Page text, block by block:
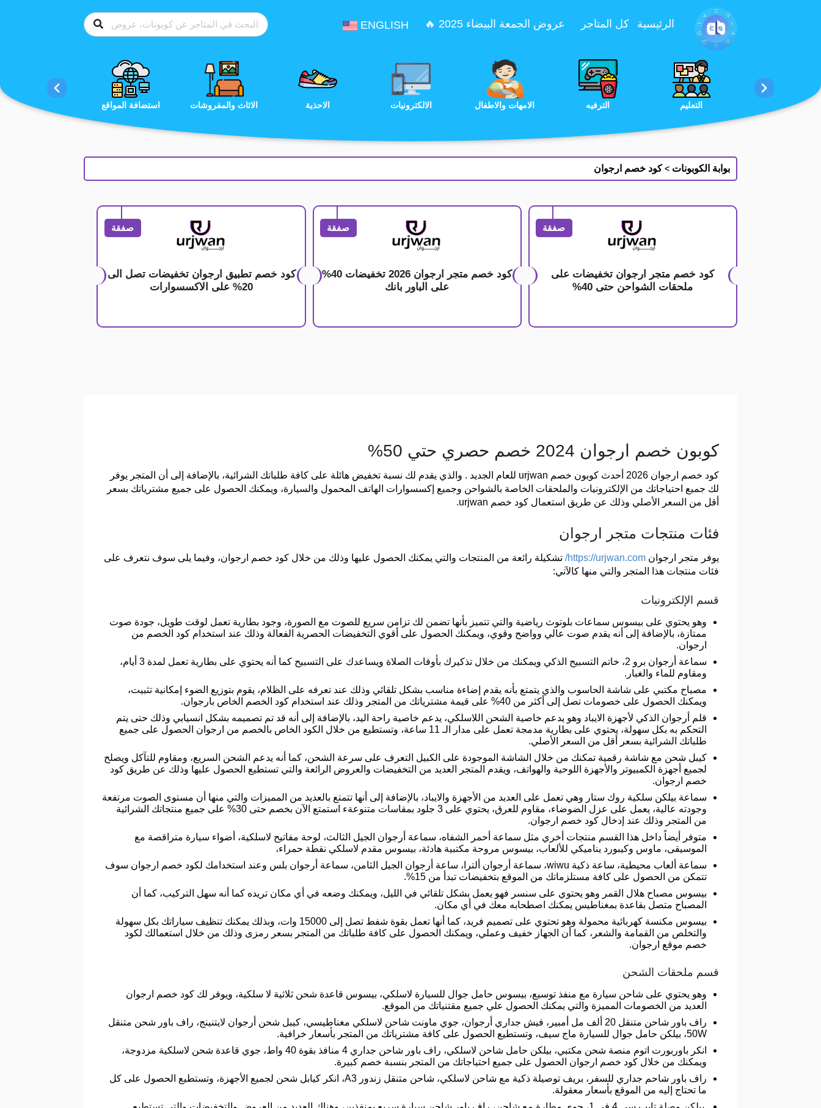
تخطي إلى المحتوى
الرئيسية كل المتاجر عروض الجمعة البيضاء 2025 🔥 ENGLISH
استضافة المواقع الاثاث والمفروشات الاحذية الالكترونيات الامهات والاطفال الترفيه التعليم الجمال والعناية الخدمات
بوابة الكوبونات > كود خصم ارجوان
صفقة
كود خصم متجر ارجوان تخفيضات على
ملحقات الشواحن حتى 40%
صفقة
كود خصم متجر ارجوان 2026 تخفيضات 40%
على الباور بانك
صفقة
كود خصم تطبيق ارجوان تخفيضات تصل الى
20% على الاكسسوارات
كوبون خصم ارجوان 2024 خصم حصري حتي 50%
كود خصم ارجوان 2026 أحدث كوبون خصم urjwan للعام الجديد . والذي يقدم لك نسبة تخفيض هائلة على كافة طلباتك الشرائية، بالإضافة إلى أن المتجر يوفر
لك جميع احتياجاتك من الإلكترونيات والملحقات الخاصة بالشواحن وجميع إكسسوارات الهاتف المحمول والسيارة، ويمكنك الحصول على جميع مشترياتك بسعر
أقل من السعر الأصلي وذلك عن طريق استعمال كود خصم urjwan.
فئات منتجات متجر ارجوان
يوفر متجر ارجوان https://urjwan.com/ تشكيلة رائعة من المنتجات والتي يمكنك الحصول عليها وذلك من خلال كود خصم ارجوان، وفيما يلى سوف نتعرف على
فئات منتجات هذا المتجر والتي منها كالآتي:
قسم الإلكترونيات
وهو يحتوي على بيسوس سماعات بلوتوث رياضية والتي تتميز بأنها تضمن لك تزامن سريع للصوت مع الصورة، وجود بطارية تعمل لوقت طويل، جودة صوت
ممتازة، بالإضافة إلى أنه يقدم صوت عالي وواضح وقوي، ويمكنك الحصول على أقوي التخفيضات الحصرية الفعالة وذلك عند استخدام كود الخصم من
ارجوان.
سماعة أرجوان برو 2، خاتم التسبيح الذكي ويمكنك من خلال تذكيرك بأوقات الصلاة ويساعدك على التسبيح كما أنه يحتوي على بطارية تعمل لمدة 3 أيام،
ومقاوم للماء والغبار.
مصباح مكتبي على شاشة الحاسوب والذي يتمتع بأنه يقدم إضاءة مناسب بشكل تلقائي وذلك عند تعرفه على الظلام، يقوم بتوزيع الضوء إمكانية تثبيت،
ويمكنك الحصول على خصومات تصل إلى أكثر من 40% على قيمة مشترياتك من المتجر وذلك عند استخدام كود الخصم الخاص بارجوان.
قلم أرجوان الذكي لأجهزة الايباد وهو يدعم خاصية الشحن اللاسلكي، يدعم خاصية راحة اليد، بالإضافة إلى أنه قد تم تصميمه بشكل انسيابي وذلك حتى يتم
التحكم به بكل سهولة، يحتوي على بطارية مدمجة تعمل على مدار الـ 11 ساعة، وتستطيع من خلال الكود الخاص بالخصم من ارجوان الحصول على جميع
طلباتك الشرائية بسعر أقل من السعر الأصلي.
كيبل شحن مع شاشة رقمية تمكنك من خلال الشاشة الموجودة على الكبيل التعرف على سرعة الشحن، كما أنه يدعم الشحن السريع، ومقاوم للتآكل ويصلح
لجميع أجهزة الكمبيوتر والأجهزة اللوحية والهواتف، ويقدم المتجر العديد من التخفيضات والعروض الرائعة والتي تستطيع الحصول عليها وذلك عن طريق كود
خصم ارجوان.
سماعة بيلكن سلكية روك ستار وهي تعمل على العديد من الأجهزة والايباد، بالإضافة إلى أنها تتمتع بالعديد من المميزات والتي منها أن مستوى الصوت مرتفعة
وجودته عالية، يعمل على عزل الضوضاء، مقاوم للعرق، يحتوي على 3 جلود بمقاسات متنوعةء استمتع الآن بخصم حتى 30% على جميع منتجاتك الشرائية
من المتجر وذلك عند إدخال كود خصم ارجوان.
متوفر أيضاً داخل هذا القسم منتجات أخري مثل سماعة أحمر الشفاه، سماعة أرجوان الجيل الثالث، لوحة مفاتيح لاسلكية، أضواء سيارة متراقصة مع
الموسيقى، ماوس وكيبورد يناميكي للألعاب، بيسوس مروحة مكتبية هادئة، بيسوس مقدم لاسلكي نقطة حمراء،
سماعة ألعاب محيطية، ساعة ذكية wiwu، سماعة أرجوان ألترا، ساعة أرجوان الجيل الثامن، سماعة أرجوان بلس وعند استخدامك لكود خصم ارجوان سوف
تتمكن من الحصول على كافة مستلزماتك من الموقع بتخفيضات تبدأ من 15%.
بيسوس مصباح هلال القمر وهو يحتوي على سنسر فهو يعمل بشكل تلقائي في الليل، ويمكنك وضعه في أي مكان تريده كما أنه سهل التركيب، كما أن
المصباح متصل بقاعدة بمغناطيس يمكنك اصطحابه معك في أي مكان.
بيسوس مكنسة كهربائية محمولة وهو تحتوي على تصميم فريد، كما أنها تعمل بقوة شفط تصل إلى 15000 وات، وبذلك يمكنك تنظيف سياراتك بكل سهولة
والتخلص من القمامة والشعر، كما أن الجهاز خفيف وعملي، ويمكنك الحصول على كافة طلباتك من المتجر بسعر رمزى وذلك من خلال استعمالك لكود
خصم موقع ارجوان.
قسم ملحقات الشحن
وهو يحتوي على شاحن سيارة مع منفذ توسيع، بيسوس حامل جوال للسيارة لاسلكي، بيسوس قاعدة شحن ثلاثية لا سلكية، ويوفر لك كود خصم ارجوان
العديد من الخصومات المميزة والتي يمكنك الحصول علي جميع مقتنياتك من الموقع.
راف باور شاحن متنقل 20 ألف مل أمبير، فيش جداري أرجوان، جوي ماونت شاحن لاسلكي مغناطيسي، كيبل شحن أرجوان لايتنينج، راف باور شحن متنقل
50W، بيلكن حامل جوال للسيارة ماج سيف، وتستطيع الحصول على كافة مشترياتك من المتجر بأسعار خرافية.
انكر باوربورت اتوم منصة شحن مكتبي، بيلكن حامل شاحن لاسلكي، راف باور شاحن جداري 4 منافذ بقوة 40 واط، جوي قاعدة شحن لاسلكية مزدوجة،
ويمكنك من خلال كود خصم ارجوان الحصول على جميع احتياجاتك من المتجر بنسبة خصم كبيرة.
راف باور شاحم جداري للسفر، بريف توصيلة ذكية مع شاحن لاسلكي، شاحن متنقل زندور A3، انكر كيابل شحن لجميع الأجهزة، وتستطيع الحصول على كل
ما تحتاج إليه من الموقع بأسعار معقولة.